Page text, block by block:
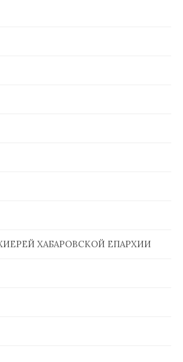
ХАБАРОВСКОЙ ЕПАРХИИ